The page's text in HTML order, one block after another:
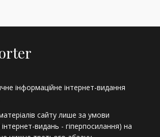
інформаційне інтернет-видання
сайту лише за умови
видань - гіперпосилання) на